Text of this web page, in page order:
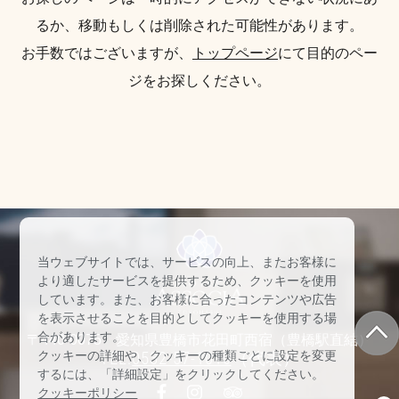
るか、移動もしくは削除された可能性があります。
お手数ではございますが、
トップページにて目的のペー
ジをお探しください。
〒440-0075 愛知県豊橋市花田町西宿（豊橋駅直結）
TEL:0532-57-1010（代表）
当ウェブサイトでは、サービスの向上、またお客様に
より適したサービスを提供するため、クッキーを使用
しています。また、お客様に合ったコンテンツや広告
を表示させることを目的としてクッキーを使用する場
合があります。
クッキーの詳細や、クッキーの種類ごとに設定を変更
するには、「詳細設定」をクリックしてください。
クッキーポリシー